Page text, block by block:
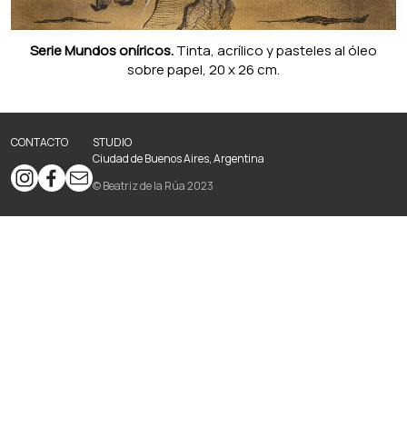
Novedades
Serie Mundos oníricos.Tinta, acrílico y pasteles al óleo
sobre papel, 20 x 26 cm.
CONTACTO
STUDIO
Ciudad de Buenos Aires, Argentina
© Beatriz de la Rúa 2023